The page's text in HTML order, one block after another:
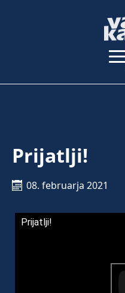
Prijatlji!
08. februarja 2021
Prijatlji!